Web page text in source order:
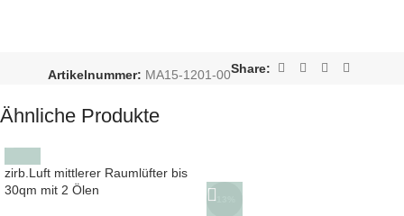
Artikelnummer: MA15-1201-00Share:
Ähnliche Produkte
zirb.Luft mittlerer Raumlüfter bis
30qm mit 2 Ölen
-13%